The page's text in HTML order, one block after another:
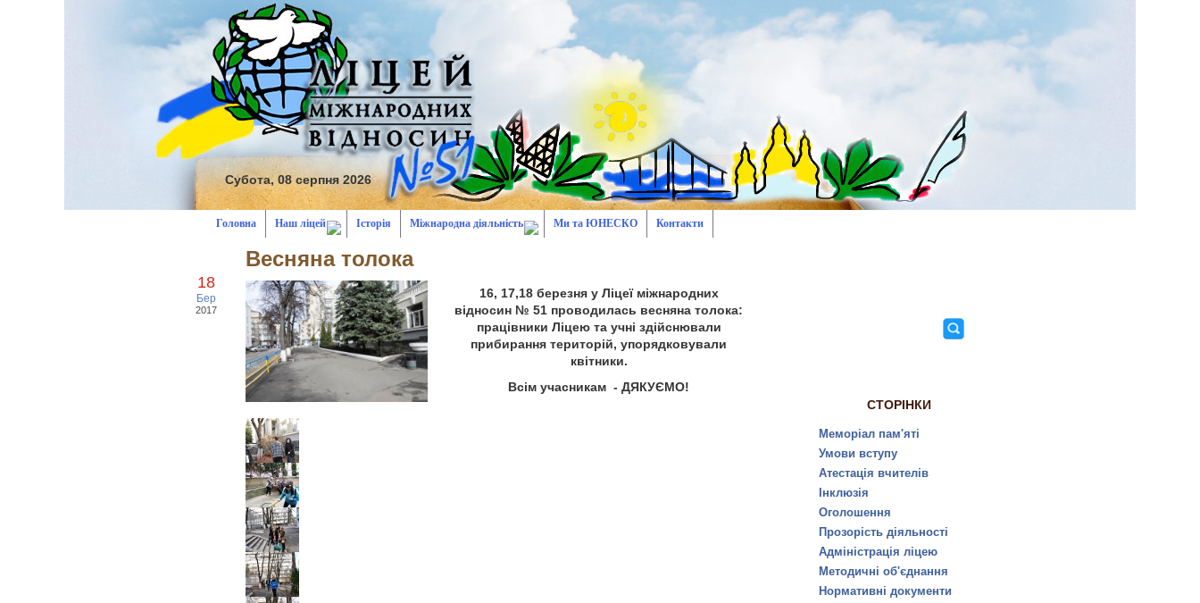
Субота, 08 серпня 2026
Головна Наш ліцей Історія Міжнародна діяльність Ми та ЮНЕСКО Контакти
18
Бер
2017
Весняна толока
16, 17,18 березня у Ліцеї міжнародних
відносин № 51 проводилась весняна толока:
працівники Ліцею та учні здійснювали
прибирання територій, упорядковували
квітники.
Всім учасникам - ДЯКУЄМО!
СТОРІНКИ
Меморіал пам'яті
Умови вступу
Атестація вчителів
Інклюзія
Оголошення
Прозорість діяльності
Адміністрація ліцею
Методичні об'єднання
Нормативні документи